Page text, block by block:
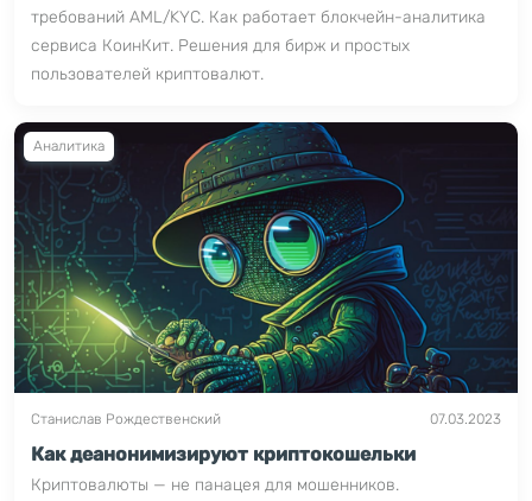
требований AML/KYC. Как работает блокчейн-аналитика
сервиса КоинКит. Решения для бирж и простых
пользователей криптовалют.
Аналитика
Станислав Рождественский 07.03.2023
Как деанонимизируют криптокошельки
Криптовалюты — не панацея для мошенников.